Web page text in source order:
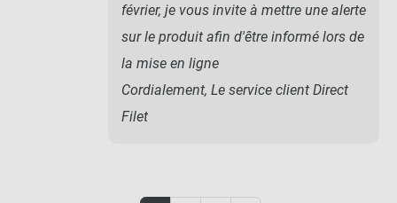
février, je vous invite à mettre une alerte
sur le produit afin d'être informé lors de
la mise en ligne
Cordialement, Le service client Direct
Filet